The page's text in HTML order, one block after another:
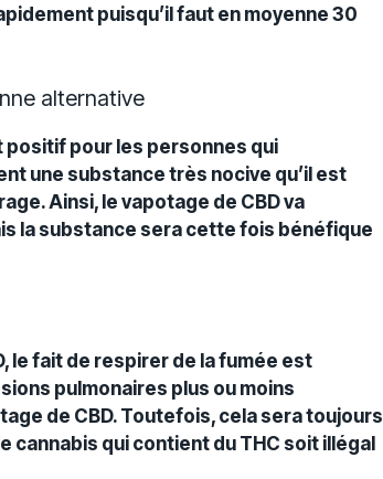
puisqu’il faut en moyenne 30
alternative
positif pour les personnes qui
une substance très nocive qu’il est
Ainsi, le vapotage de CBD va
la substance sera cette fois bénéfique
le fait de respirer de la fumée est
pulmonaires plus ou moins
de CBD. Toutefois, cela sera toujours
cannabis qui contient du THC soit illégal